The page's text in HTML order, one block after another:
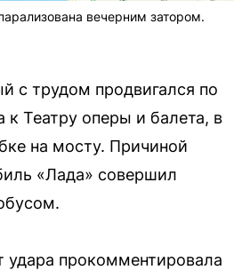
вечерним затором.
с трудом продвигался по
Театру оперы и балета, в
на мосту. Причиной
«Лада» совершил
удара прокомментировала